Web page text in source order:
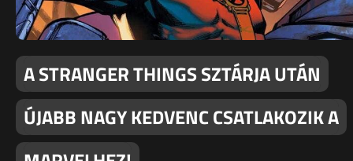
A STRANGER THINGS SZTÁRJA UTÁN
ÚJABB NAGY KEDVENC CSATLAKOZIK A